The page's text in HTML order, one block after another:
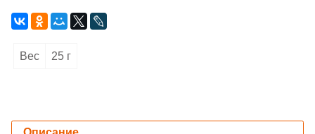
Вес 25 г